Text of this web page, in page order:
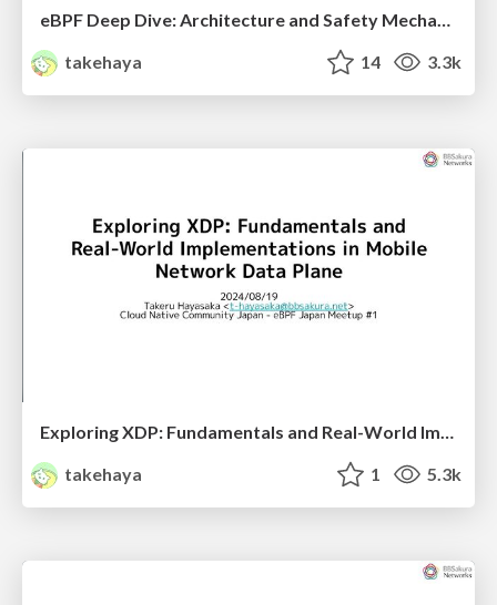
eBPF Deep Dive: Architecture and Safety Mechanisms
takehaya
14 3.3k
Exploring XDP: Fundamentals and Real-World Implementations in Mobile Network Data Plane
takehaya
1 5.3k